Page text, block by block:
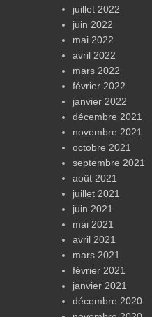
juillet 2022
juin 2022
mai 2022
avril 2022
mars 2022
février 2022
janvier 2022
décembre 2021
novembre 2021
octobre 2021
septembre 2021
août 2021
juillet 2021
juin 2021
mai 2021
avril 2021
mars 2021
février 2021
janvier 2021
décembre 2020